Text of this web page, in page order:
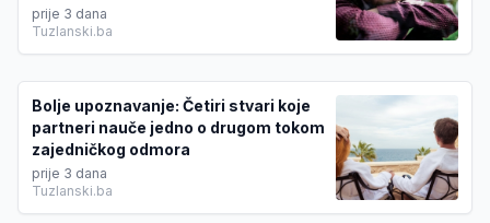
prije 3 dana
Tuzlanski.ba
Bolje upoznavanje: Četiri stvari koje
partneri nauče jedno o drugom tokom
zajedničkog odmora
prije 3 dana
Tuzlanski.ba